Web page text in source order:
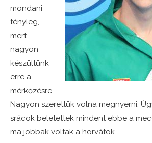
mondani
tényleg,
mert
nagyon
készültünk
erre a
mérkőzésre.
Nagyon szerettük volna megnyerni.
srácok beletettek mindent ebbe a
ma jobbak voltak a horvátok.